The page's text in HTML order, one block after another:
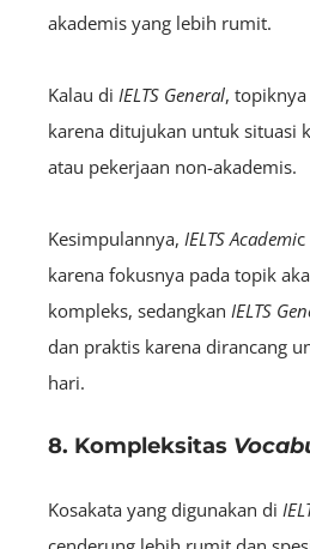
akademis yang lebih rumit.
Kalau di IELTS General,
karena ditujukan untuk situasi
atau pekerjaan non-akademis.
Kesimpulannya, IELTS Academic
karena fokusnya pada topik
kompleks, sedangkan IELTS
dan praktis karena dirancang
hari.
8. Kompleksitas
Kosakata yang digunakan di